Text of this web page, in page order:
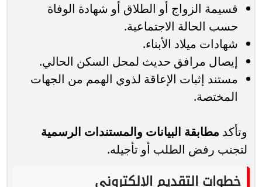
قسيمة الزواج أو الطلاق أو شهادة الوفاة
حسب الحالة الاجتماعية.
شهادات ميلاد الأبناء.
إيصال مرافق حديث لمحل السكن الحالي.
مستند إثبات الإعاقة لذوي الهمم من الجهات
المختصة.
وتأكد مطابقة البيانات والمستندات الرسمية
لتجنب رفض الطلب أو تأجيله.
خطوات التقديم الإلكتروني